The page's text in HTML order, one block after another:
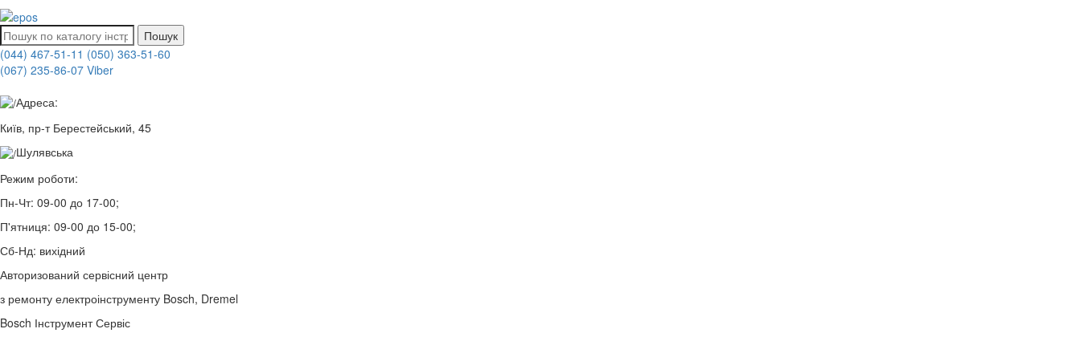
Пошук
(044) 467-51-11 (050) 363-51-60
(067) 235-86-07 Viber
Адреса:
Київ, пр-т Берестейський, 45
Шулявська
Режим роботи:
Пн-Чт: 09-00 до 17-00;
П'ятниця: 09-00 до 15-00;
Сб-Нд: вихідний
Авторизований сервісний центр
з ремонту електроінструменту Bosch, Dremel
Bosch Інструмент Сервіс